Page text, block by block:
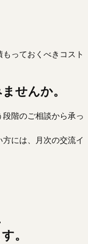
っておくべきコスト
せんか。
段階のご相談から承っ
には、月次の交流イ
。